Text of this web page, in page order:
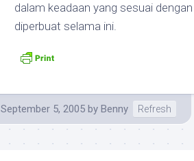
dalam keadaan yang sesuai
diperbuat selama ini.
September 5, 2005 by Benny Refresh